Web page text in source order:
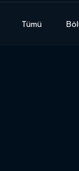
Tümü